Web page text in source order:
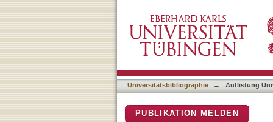
Universitätsbibliographie → Auflistung
PUBLIKATION MELDEN